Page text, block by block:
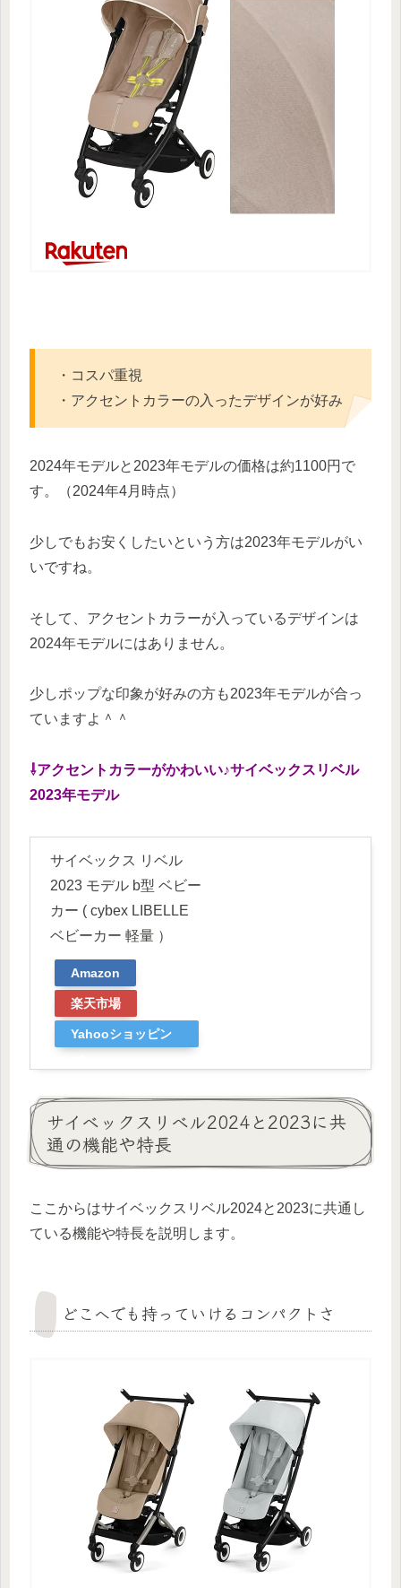
・コスパ重視
・アクセントカラーの入ったデザインが好み
2024年モデルと2023年モデルの価格は約1100円で
す。（2024年4月時点）
少しでもお安くしたいという方は2023年モデルがい
いですね。
そして、アクセントカラーが入っているデザインは
2024年モデルにはありません。
少しポップな印象が好みの方も2023年モデルが合っ
ていますよ＾＾
⇩アクセントカラーがかわいい♪サイベックスリベル
2023年モデル
サイベックス リベル
2023 モデル b型 ベビー
カー ( cybex LIBELLE
ベビーカー 軽量 ）
Amazon
楽天市場
Yahooショッピン
サイベックスリベル2024と2023に共
通の機能や特長
ここからはサイベックスリベル2024と2023に共通し
ている機能や特長を説明します。
どこへでも持っていけるコンパクトさ